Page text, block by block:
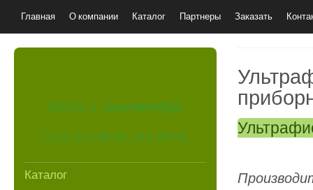
Главная О компании Каталог Партнеры Заказать
620144, г. Екатеринбург
(343) 212-09-61, 212-09-94
Каталог